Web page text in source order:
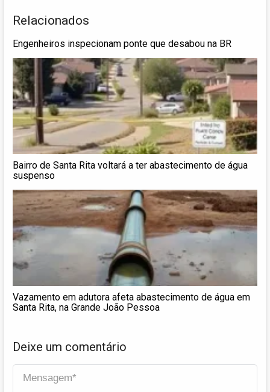
Relacionados
Engenheiros inspecionam ponte que desabou na BR
Bairro de Santa Rita voltará a ter abastecimento de água
suspenso
Vazamento em adutora afeta abastecimento de água em
Santa Rita, na Grande João Pessoa
Deixe um comentário